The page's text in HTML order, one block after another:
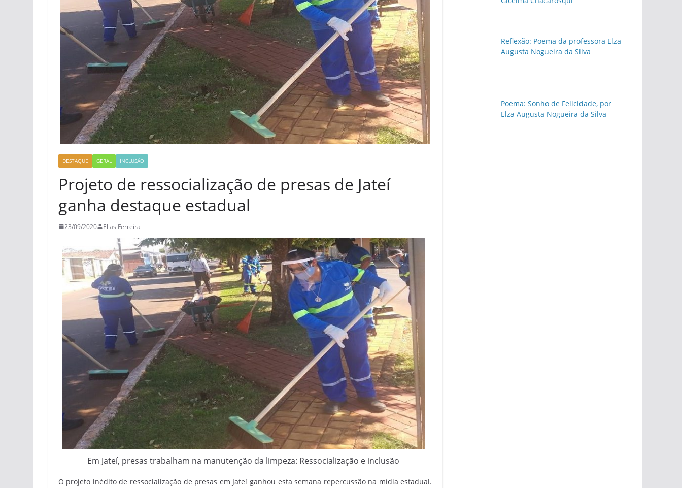
DESTAQUE GERAL INCLUSÃO
Projeto de ressocialização de presas de Jateí
ganha destaque estadual
23/09/2020 Elias Ferreira
Em Jateí, presas trabalham na manutenção da limpeza: Ressocialização e inclusão
O projeto inédito de ressocialização de presas em Jateí ganhou esta semana repercussão na mídia estadual.
Reflexão: Poema da professora Elza
Augusta Nogueira da Silva
Poema: Sonho de Felicidade, por
Elza Augusta Nogueira da Silva